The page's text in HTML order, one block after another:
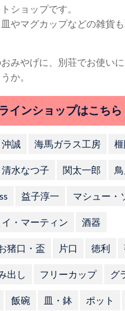
ショップです。
やマグカップなどの雑貨
みやげに、別荘でお使い
か。
インショップはこちら
沖誠 海馬ガラス工房
清水なつ子 関太一郎
益子淳一 マシュー・
イ・マーティン 酒器
猪口・盃 片口 徳利
出し フリーカップ グ
飯碗 皿・鉢 ポット